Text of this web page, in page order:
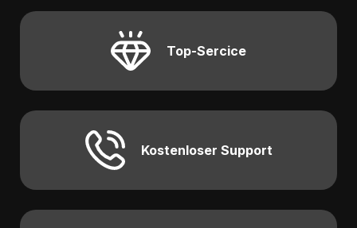
Top-Sercice
Kostenloser Support